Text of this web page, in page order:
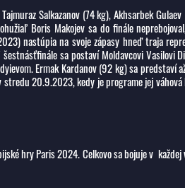
Salkazanov (74 kg), Akhsarbek
Boris Makojev sa do finále
nastúpia na svoje zápasy hneď traja
sa postaví Moldavcovi Vasilovi
Ermak Kardanov (92 kg) sa predstaví
20.9.2023, kedy je programe jej
hry Paris 2024. Celkovo sa bojuje v